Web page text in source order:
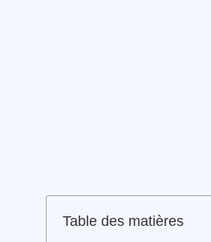
Table des matières